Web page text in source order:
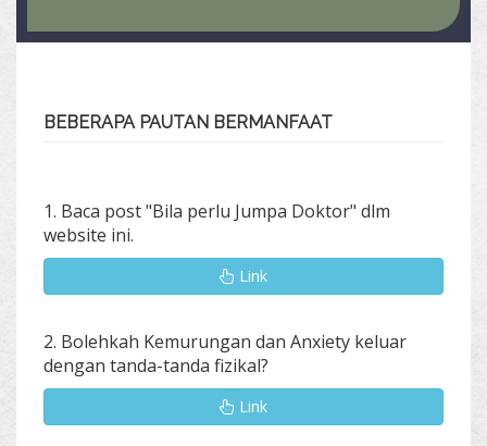
BEBERAPA PAUTAN BERMANFAAT
1. Baca post "Bila perlu Jumpa Doktor" dlm
website ini.
Link
2. Bolehkah Kemurungan dan Anxiety keluar
dengan tanda-tanda fizikal?
Link